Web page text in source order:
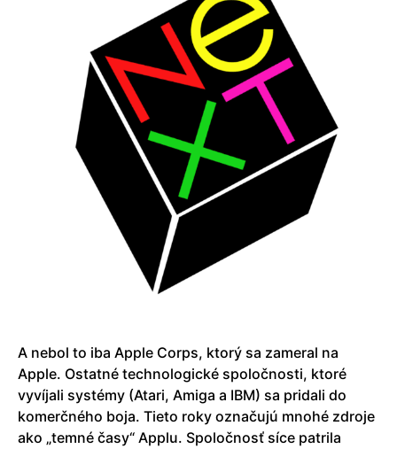
A nebol to iba Apple Corps, ktorý sa zameral na
Apple. Ostatné technologické spoločnosti, ktoré
vyvíjali systémy (Atari, Amiga a IBM) sa pridali do
komerčného boja. Tieto roky označujú mnohé zdroje
ako „temné časy“ Applu. Spoločnosť síce patrila